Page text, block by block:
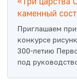
каменный
Приглашаем
конкурсе
300-летию
под